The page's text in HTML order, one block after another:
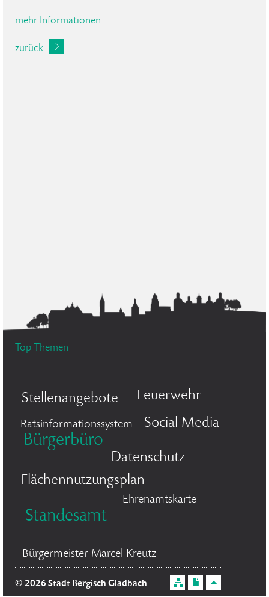
mehr Informationen
zurück
Top Themen
Stellenangebote Feuerwehr
Ratsinformationssystem Social Media
Bürgerbüro
Datenschutz
Flächennutzungsplan
Standesamt
Ehrenamtskarte
Bürgermeister Marcel Kreutz
© 2026 Stadt Bergisch Gladbach